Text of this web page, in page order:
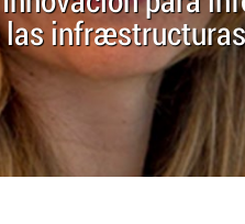
las infraestructuras